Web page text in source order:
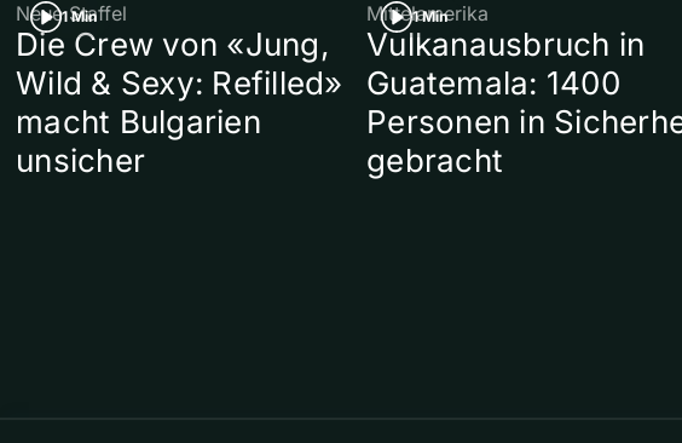
1 Min
Neue Staffel
Die Crew von «Jung,
Wild & Sexy: Refilled»
macht Bulgarien
unsicher
1 Min
Mittelamerika
Vulkanausbruch in
Guatemala: 1400
Personen in
gebracht